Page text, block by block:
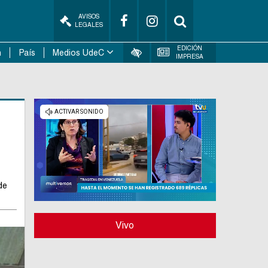
AVISOS
LEGALES
País Medios UdeC
EDICIÓN
IMPRESA
Vivo